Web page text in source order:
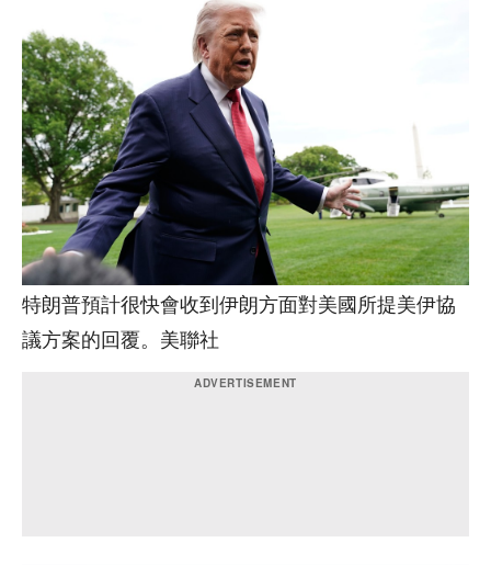
特朗普預計很快會收到伊朗方面對美國所提美伊協
議方案的回覆。美聯社